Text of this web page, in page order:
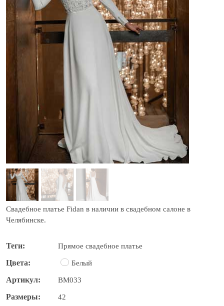
Свадебное платье Fidan в наличии в свадебном салоне в
Челябинске.
Теги Прямое свадебное платье
Цвета Белый
Артикул BM033
Размеры 42